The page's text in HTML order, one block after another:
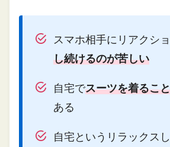
スマホ相手にリアクシ
し続けるのが苦しい
自宅でスーツを着るこ
ある
自宅というリラックス